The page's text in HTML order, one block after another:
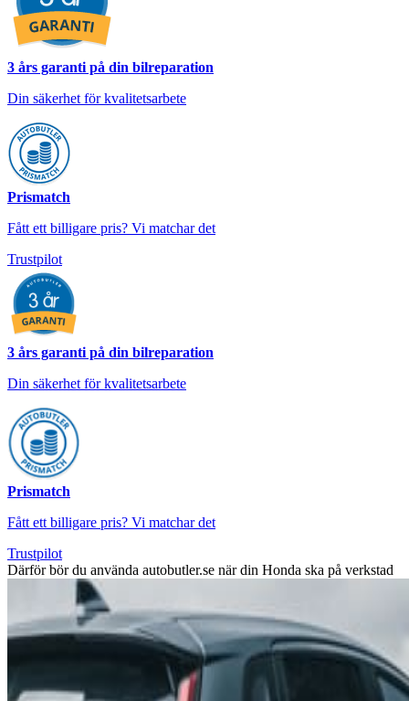
3 års garanti på din bilreparation
Din säkerhet för kvalitetsarbete
Prismatch
Fått ett billigare pris? Vi matchar det
Trustpilot
3 års garanti på din bilreparation
Din säkerhet för kvalitetsarbete
Prismatch
Fått ett billigare pris? Vi matchar det
Trustpilot
Därför bör du använda autobutler.se när din Honda ska på verkstad